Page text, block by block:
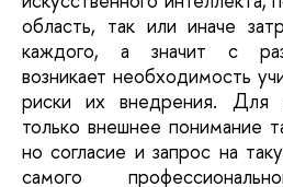
область, так или иначе
каждого, а значит с
возникает необходимость
риски их внедрения. Для
только внешнее понимание
но согласие и запрос на
самого